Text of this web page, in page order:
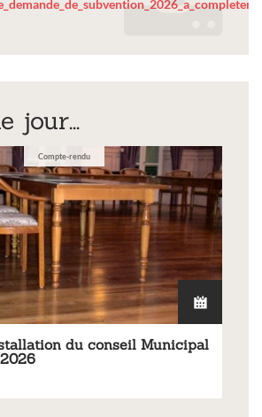
jour...
Compte-rendu
du conseil Municipal